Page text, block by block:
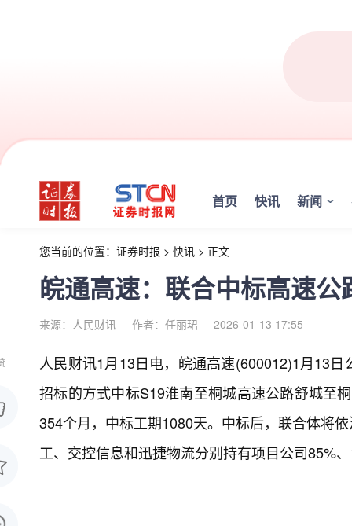
首页 快讯 新闻
您当前的位置： 证券时报 > 快讯 > 正文
皖通高速：联合中标高速
来源：人民财讯 作者：任丽珺 2026-01-13 17:55
人民财讯1月13日电， 皖通高速(600012)1月13
招标的方式中标S19淮南至桐城高速公路舒城至
354个月，中标工期1080天。中标后，联合体将
工、交控信息和迅捷物流分别持有项目公司85%